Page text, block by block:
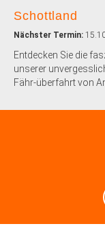
Schottland
Nächster Termin:
Entdecken Sie die
unserer
Fähr-überfahrt von